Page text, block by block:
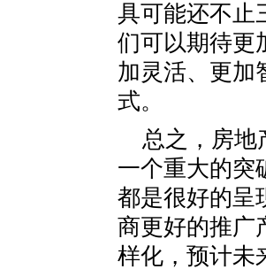
具可能还不止
们可以期待更
加灵活、更加
式。
总之，房地
一个重大的突
都是很好的呈
商更好的推广
样化，预计未